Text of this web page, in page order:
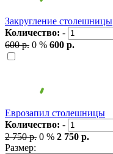
Закругление столешницы
Количество: -
600 р. 0 % 600 р.
Еврозапил столешницы
Количество: -
2 750 р. 0 % 2 750 р.
Размер: